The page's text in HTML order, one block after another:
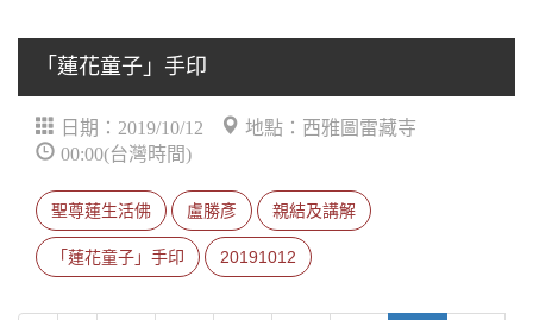
「蓮花童子」手印
日期：2019/10/12
地點：西雅圖雷藏寺
00:00(台灣時間)
聖尊蓮生活佛 盧勝彥 親結及講解
「蓮花童子」手印 20191012